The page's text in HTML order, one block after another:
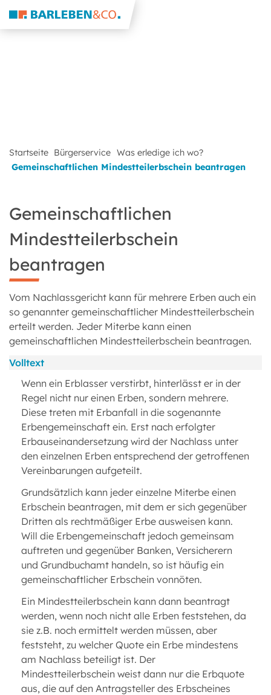
Startseite Bürgerservice Was erledige ich wo?
Gemeinschaftlichen Mindestteilerbschein beantragen
Gemeinschaftlichen
Mindestteilerbschein
beantragen
Vom Nachlassgericht kann für mehrere Erben auch ein
so genannter gemeinschaftlicher Mindestteilerbschein
erteilt werden. Jeder Miterbe kann einen
gemeinschaftlichen Mindestteilerbschein beantragen.
Volltext
Wenn ein Erblasser verstirbt, hinterlässt er in der
Regel nicht nur einen Erben, sondern mehrere.
Diese treten mit Erbanfall in die sogenannte
Erbengemeinschaft ein. Erst nach erfolgter
Erbauseinandersetzung wird der Nachlass unter
den einzelnen Erben entsprechend der getroffenen
Vereinbarungen aufgeteilt.
Grundsätzlich kann jeder einzelne Miterbe einen
Erbschein beantragen, mit dem er sich gegenüber
Dritten als rechtmäßiger Erbe ausweisen kann.
Will die Erbengemeinschaft jedoch gemeinsam
auftreten und gegenüber Banken, Versicherern
und Grundbuchamt handeln, so ist häufig ein
gemeinschaftlicher Erbschein vonnöten.
Ein Mindestteilerbschein kann dann beantragt
werden, wenn noch nicht alle Erben feststehen, da
sie z.B. noch ermittelt werden müssen, aber
feststeht, zu welcher Quote ein Erbe mindestens
am Nachlass beteiligt ist. Der
Mindestteilerbschein weist dann nur die Erbquote
aus, die auf den Antragsteller des Erbscheines